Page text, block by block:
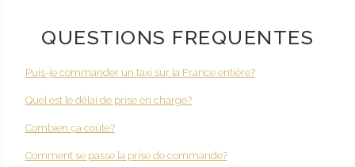
QUESTIONS FREQUENTES
Puis-je commander un taxi sur la France entière?
Quel est le délai de prise en charge?
Combien ça coûte?
Comment se passe la prise de commande?